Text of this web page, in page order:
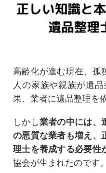
高齢化が進む現在、孤
人の家族や親族が遺
果、 業者に遺品整理を
しかし業者の中には、
の悪質な業者も増え、
理士を養成する必要性
協会が生まれたのです。